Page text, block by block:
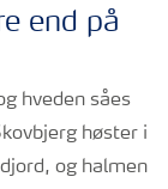
end på
hveden såes
høster i
og halmen